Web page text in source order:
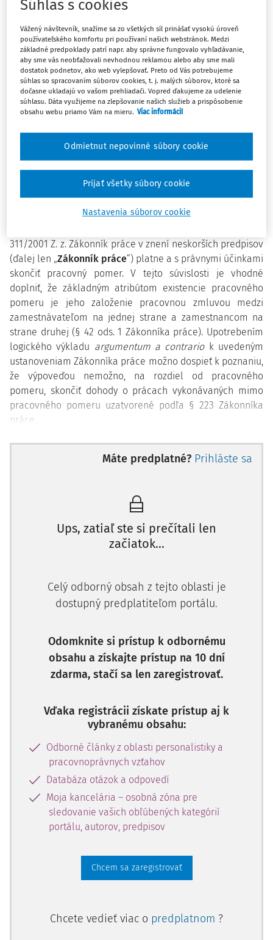
všeobecnosti dostatočne chránený, osobitné skutkové
pracovnoprávnych noriem nie sú v pracovnoprávnej
praxi ojedinelé. Z uvedeného dôvodu je vhodné všetky
eventuality ohľadom dania výpovede dostatočne
premyslieť. Naopak v prípade obdržania výpovede zo
strany zamestnávateľa je žiaduce vzniknutú situáciu
konzultovať – obrátiť sa napríklad aj na zástupcov
práce, advokáta alebo minimálne si len dostatočne
overiť všetky svoje práva a povinnosti.
BAZÁLNY DISKURZ
311/2001 Z. z. Zákonník práce v znení neskorších predpisov
(ďalej len „Zákonník práce“) platne a s právnymi účinkami
skončiť pracovný pomer. V tejto súvislosti je vhodné
doplniť, že základným atribútom existencie pracovného
pomeru je jeho založenie pracovnou zmluvou medzi
zamestnávateľom na jednej strane a zamestnancom na
strane druhej (§ 42 ods. 1 Zákonníka práce). Upotrebením
logického výkladu argumentum a contrariok uvedeným
ustanoveniam Zákonníka práce možno dospieť k poznaniu,
že výpoveďou nemožno, na rozdiel od pracovného
pomeru, skončiť dohody o prácach vykonávaných mimo
pracovného pomeru uzatvorené podľa § 223 Zákonníka
práce.
Výpoveď je jednostranný pracovnoprávny úkon, ktorým
možno dichotomickým nazeraním podľa § 61 ods. 1
i) zo strany zamestnávateľa,
ii) zo strany zamestnanca.
Podstatné je doplniť, že ani v jednom prípade sa
podmienkou platnosti výpovede jej písomné vyhotovenie.
Výpoveď v písomnej forme je z dôvodu jej platnosti
zreteľom na § 61 ods
Máte predplatné? Prihláste sa
Ups, zatiaľ ste si prečítali len
začiatok...
Celý odborný obsah z tejto oblasti je
dostupný predplatiteľom portálu.
Odomknite si prístup k odbornému
obsahu a získajte prístup na 10 dní
zdarma, stačí sa len zaregistrovať.
Vďaka registrácii získate prístup aj k
vybranému obsahu:
Odborné články z oblasti personalistiky a
pracovnoprávnych vzťahov
Databáza otázok a odpovedí
Moja kancelária – osobná zóna pre
sledovanie vašich obľúbených kategórií
portálu, autorov, predpisov
Chcem sa zaregistrovať
Chcete vedieť viac o predplatnom ?
Súhlas s cookies
Vážený návštevník, snažíme sa zo všetkých síl prinášať vysokú úroveň
používateľského komfortu pri používaní našich webstránok. Medzi
základné predpoklady patrí napr. aby správne fungovalo vyhľadávanie,
aby sme vás neobťažovali nevhodnou reklamou alebo aby sme mali
dostatok podnetov, ako web vylepšovať. Preto od Vás potrebujeme
súhlas so spracovaním súborov cookies, t. j. malých súborov, ktoré sa
dočasne ukladajú vo vašom prehliadači. Vopred ďakujeme za udelenie
súhlasu. Dáta využijeme na zlepšovanie našich služieb a prispôsobenie
obsahu webu priamo Vám na mieru. Viac informácií
Nastavenia súborov cookie
Odmietnut nepovinné súbory cookie
Prijať všetky súbory cookie